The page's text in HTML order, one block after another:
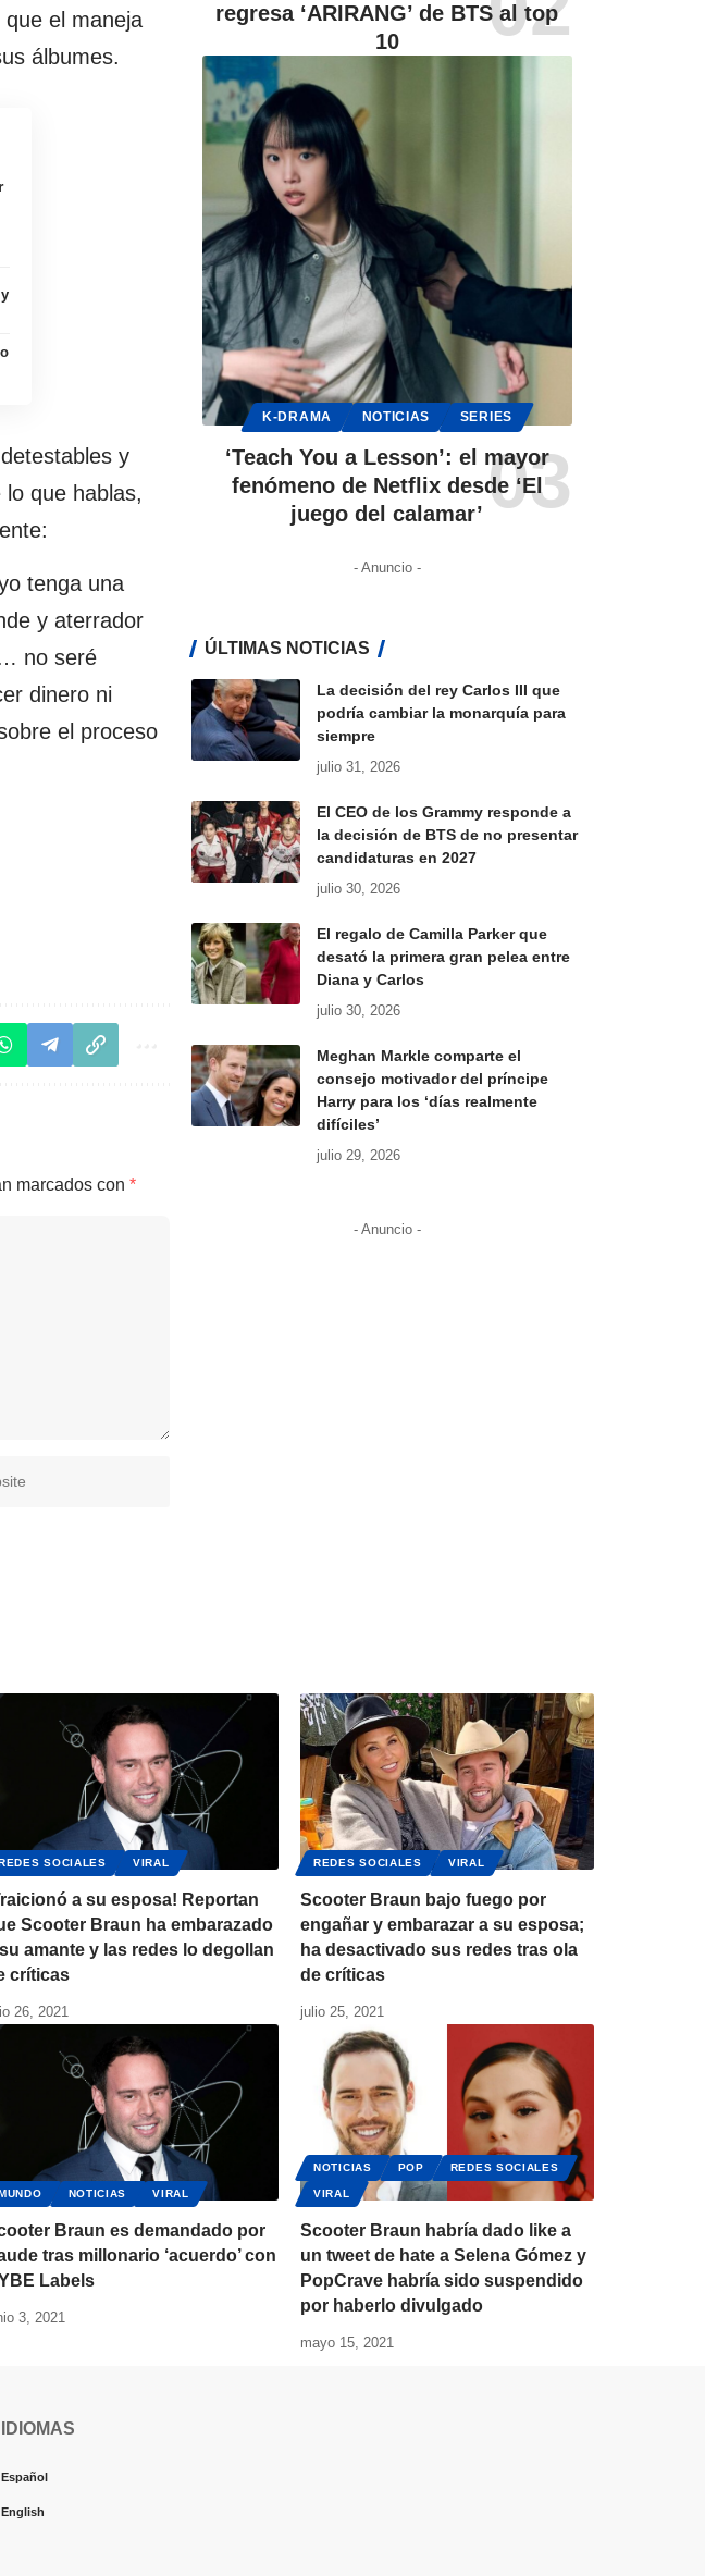
el maneja
álbumes.
y
que hablas,
tenga una
y aterrador
no seré
dinero ni
el proceso
marcados con *
regresa ‘ARIRANG’ de BTS al top
10
K-DRAMA NOTICIAS SERIES
‘Teach You a Lesson’: el mayor
fenómeno de Netflix desde ‘El
juego del calamar’
- Anuncio -
ÚLTIMAS NOTICIAS
La decisión del rey Carlos III que
podría cambiar la monarquía para
siempre
julio 31, 2026
El CEO de los Grammy responde a
la decisión de BTS de no presentar
candidaturas en 2027
julio 30, 2026
El regalo de Camilla Parker que
desató la primera gran pelea entre
Diana y Carlos
julio 30, 2026
Meghan Markle comparte el
consejo motivador del príncipe
Harry para los ‘días realmente
difíciles’
julio 29, 2026
- Anuncio -
SOCIALES VIRAL
a su esposa! Reportan
Scooter Braun ha embarazado
amante y las redes lo degollan
críticas
26, 2021
REDES SOCIALES VIRAL
Scooter Braun bajo fuego por
engañar y embarazar a su esposa;
ha desactivado sus redes tras ola
de críticas
julio 25, 2021
NOTICIAS VIRAL
Braun es demandado por
tras millonario ‘acuerdo’ con
Labels
3, 2021
NOTICIAS POP REDES SOCIALES
VIRAL
Scooter Braun habría dado like a
un tweet de hate a Selena Gómez y
PopCrave habría sido suspendido
por haberlo divulgado
mayo 15, 2021
IDIOMAS
Español
English